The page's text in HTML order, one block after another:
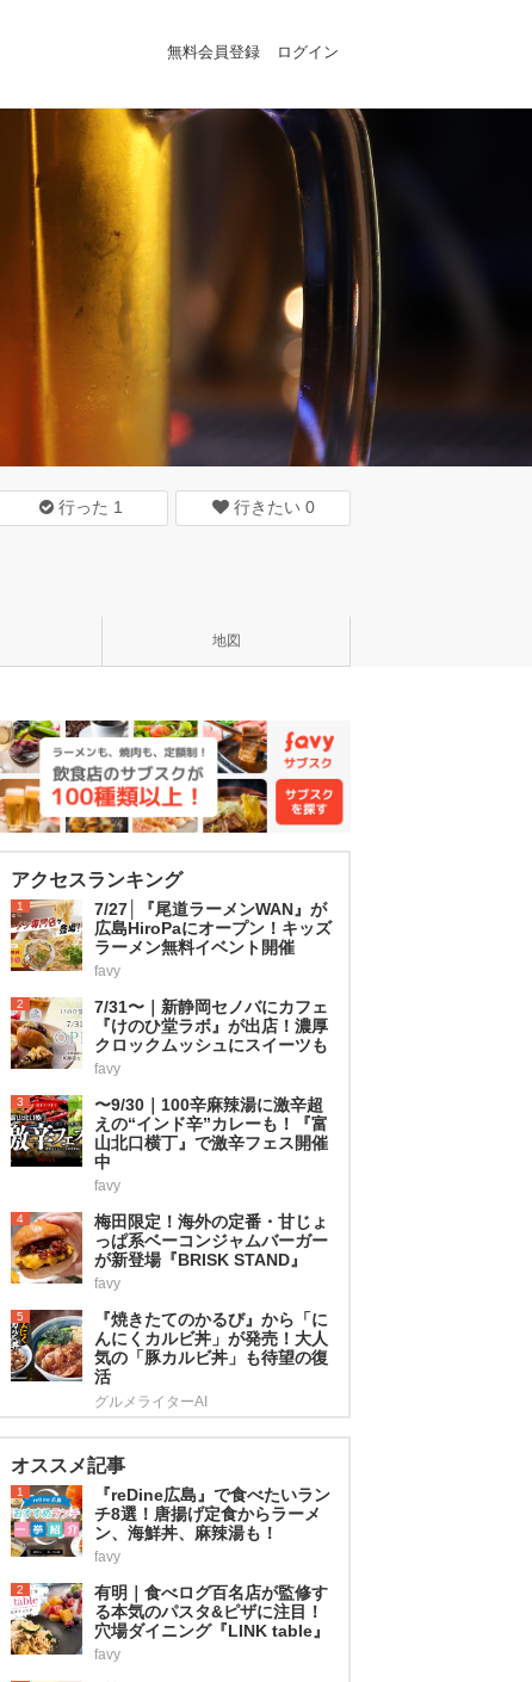
無料会員登録 ログイン
行った 1 行きたい 0
地図
アクセスランキング
1
7/27│『尾道ラーメンWAN』が
広島HiroPaにオープン！キッズ
ラーメン無料イベント開催
favy
2
7/31〜｜新静岡セノバにカフェ
『けのひ堂ラボ』が出店！濃厚
クロックムッシュにスイーツも
favy
3
〜9/30｜100辛麻辣湯に激辛超
えの“インド辛”カレーも！『富
山北口横丁』で激辛フェス開催
中
favy
4
梅田限定！海外の定番・甘じょ
っぱ系ベーコンジャムバーガー
が新登場『BRISK STAND』
favy
5
『焼きたてのかるび』から「に
んにくカルビ丼」が発売！大人
気の「豚カルビ丼」も待望の復
活
グルメライターAI
オススメ記事
1
『reDine広島』で食べたいラン
チ8選！唐揚げ定食からラーメ
ン、海鮮丼、麻辣湯も！
favy
2
有明｜食べログ百名店が監修す
る本気のパスタ&ピザに注目！
穴場ダイニング『LINK table』
favy